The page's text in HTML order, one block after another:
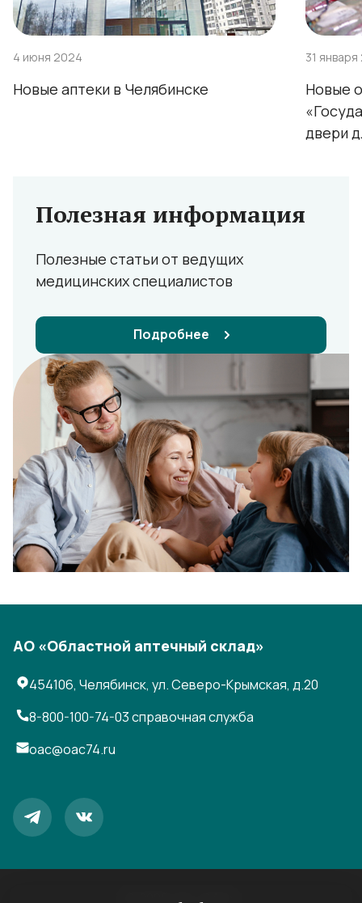
4 июня 2024
Новые аптеки в Челябинске
31
Новые
двери
Полезная информация
Полезные статьи от ведущих
медицинских специалистов
Подробнее
АО «Областной аптечный склад»
454106, Челябинск, ул. Северо-Крымская, д.20
8-800-100-74-03справочная служба
oac@oac74.ru
© 2026, АО «ОАС»